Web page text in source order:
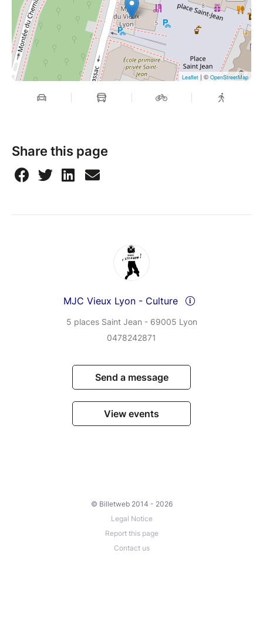
Leaflet | © OpenStreetMap
Share this page
MJC Vieux Lyon - Culture
5 places Saint Jean - 69005 Lyon
0478242871
Send a message
View events
© Billetweb 2014 - 2026
Legal Notice
Report this page
Contact us